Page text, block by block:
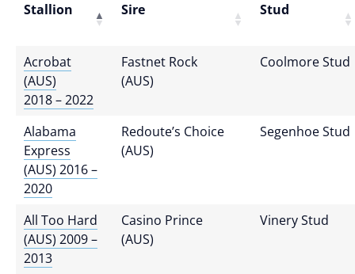
Stallion Sire Stud
Acrobat
(AUS)
2018 – 2022
Fastnet Rock
(AUS)
Coolmore Stud
Alabama
Express
(AUS) 2016 –
2020
Redoute’s Choice
(AUS)
Segenhoe Stud
All Too Hard
(AUS) 2009 –
2013
Casino Prince
(AUS)
Vinery Stud